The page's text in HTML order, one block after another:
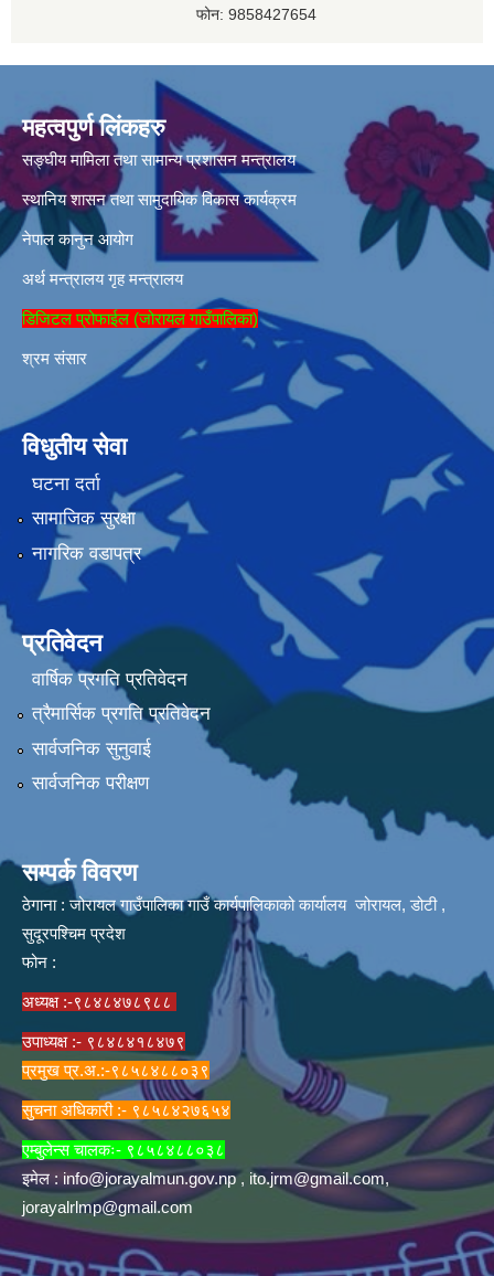
फोन: 9858427654
महत्वपुर्ण लिंकहरु
सङ्घीय मामिला तथा सामान्य प्रशासन मन्त्रालय
स्थानिय शासन तथा सामुदायिक विकास कार्यक्रम
नेपाल कानुन आयोग
अर्थ मन्त्रालय गृह मन्त्रालय
डिजिटल प्रोफाईल (जोरायल गाउँपालिका)
श्रम संसार
विधुतीय सेवा
घटना दर्ता
सामाजिक सुरक्षा
नागरिक वडापत्र
प्रतिवेदन
वार्षिक प्रगति प्रतिवेदन
त्रैमार्सिक प्रगति प्रतिवेदन
सार्वजनिक सुनुवाई
सार्वजनिक परीक्षण
सम्पर्क विवरण
ठेगाना : जोरायल गाउँपालिका गाउँ कार्यपालिकाको कार्यालय जोरायल, डोटी ,
सुदूरपश्चिम प्रदेश
फोन :
अध्यक्ष :-९८४८४७८९८८
उपाध्यक्ष :- ९८४८४१८४७९
प्रमुख प्र.अ.:-९८५८४८८०३९
सुचना अधिकारी :- ९८५८४२७६५४
एम्बुलेन्स चालकः- ९८५८४८८०३८
इमेल : info@jorayalmun.gov.np, ito.jrm@gmail.com,
jorayalrlmp@gmail.com